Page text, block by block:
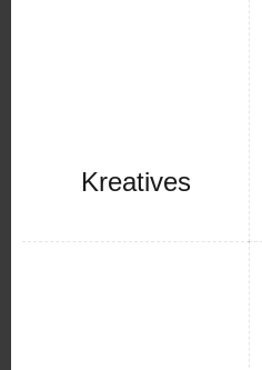
Kreatives